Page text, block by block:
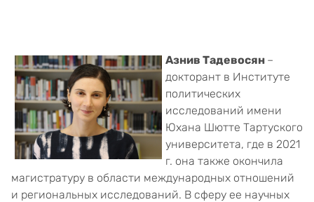
Азнив Тадевосян –
докторант в Институте
политических
исследований имени
Юхана Шютте Тартуского
университета, где в 2021
г. она также окончила
магистратуру в области международных отношений
и региональных исследований. В сферу ее научных